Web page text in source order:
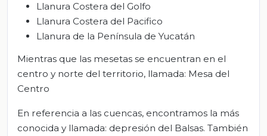
Llanura Costera del Golfo
Llanura Costera del Pacifico
Llanura de la Península de Yucatán
Mientras que las mesetas se encuentran en el
centro y norte del territorio, llamada: Mesa del
Centro
En referencia a las cuencas, encontramos la más
conocida y llamada: depresión del Balsas. También